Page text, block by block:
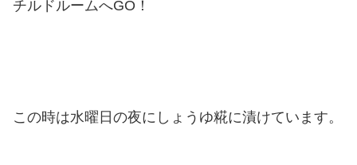
チルドルームへGO！
この時は水曜日の夜にしょうゆ糀に漬けています。